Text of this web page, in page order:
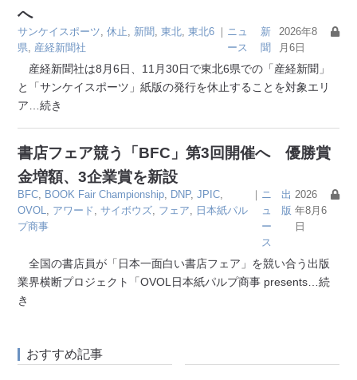
へ
サンケイスポーツ,休止, 新聞,東北,東北6
県, 産経新聞社
｜ ニュ
ース
新
聞
2026年8
月6日
産経新聞社は8月6日、11月30日で東北6県での「産経新聞」
と「サンケイスポーツ」紙版の発行を休止することを対象エリ
ア …続き
書店フェア競う「BFC」第3回開催へ 優勝賞
金増額、3企業賞を新設
BFC, BOOK Fair Championship, DNP,JPIC,
OVOL, アワード ,サイボウズ, フェア, 日本紙パル
プ商事
｜ ニ
ュ
ー
ス
出
版
2026
年8月6
日
全国の書店員が「日本一面白い書店フェア」を競い合う出版
業界横断プロジェクト「OVOL日本紙パルプ商事 presents …続
き
おすすめ記事